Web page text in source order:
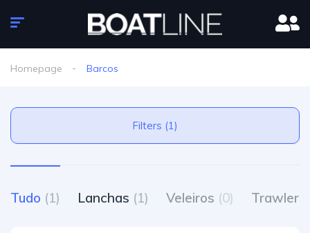
Homepage Barcos
Filters (1)
Tudo (1) Lanchas (1) Veleiros (0) Trawlers